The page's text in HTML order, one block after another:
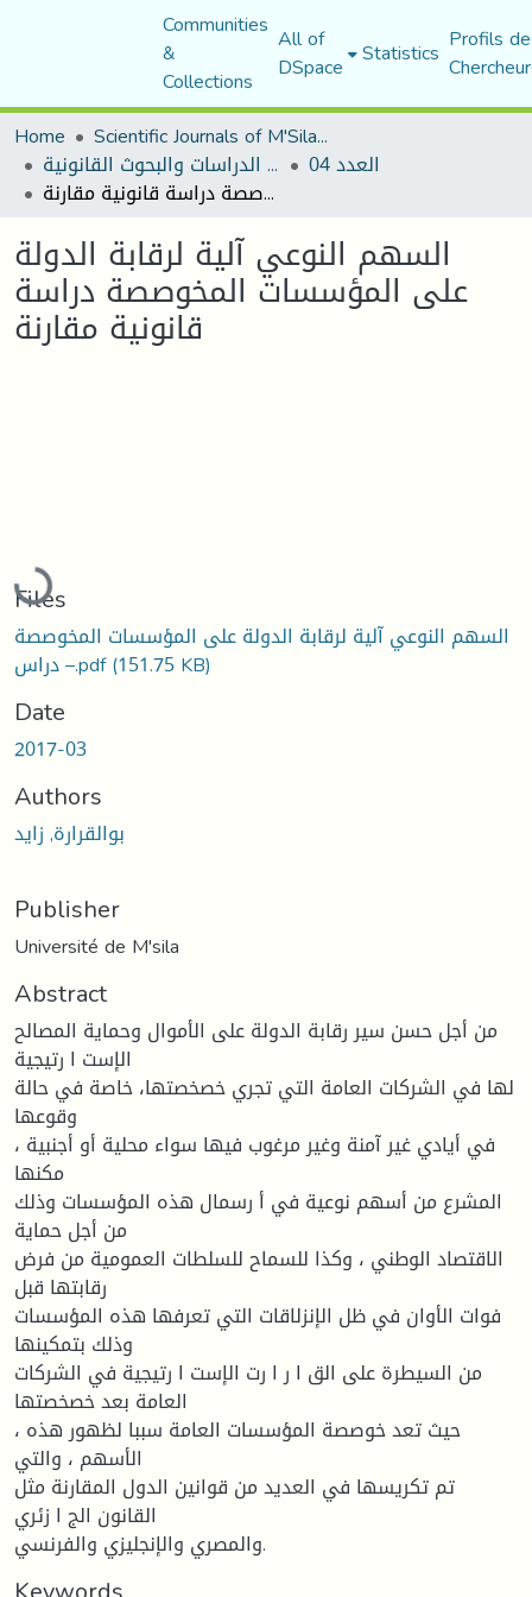
Communities
&
Collections
All of
DSpace Statistics Profils
Home
Scientific Journals of M'Sila University
مجلة الدراسات والبحوث القانونية العدد 04
السهم النوعي آلية لرقابة الدولة على المؤسسات المخوصصة دراسة قانونية مقارنة
السهم النوعي آلية لرقابة الدولة
على المؤسسات المخوصصة دراسة
قانونية مقارنة
Loading...
Files
السهم النوعي آلية لرقابة الدولة على المؤسسات المخوصصة
– دراس.pdf(151.75 KB)
Date
2017-03
Authors
بوالقرارة, زايد
Publisher
Université de M'sila
Abstract
من أجل حسن سیر رقابة الدولة على الأموال وحمایة المصالح
الإست ا رتیجیة
لها في الشركات العامة التي تجري خصخصتها، خاصة في حالة
وقوعها
في أیادي غیر آمنة وغیر مرغوب فیها سواء محلیة أو أجنبیة ،
مكنها
المشرع من أسهم نوعیة في أ رسمال هذه المؤسسات وذلك
من أجل حمایة
الاقتصاد الوطني ، وكذا للسماح للسلطات العمومیة من فرض
رقابتها قبل
فوات الأوان في ظل الإنزلاقات التي تعرفها هذه المؤسسات
وذلك بتمكینها
من السیطرة على الق ا ر ا رت الإست ا رتیجیة في الشركات
العامة بعد خصخصتها
، حیث تعد خوصصة المؤسسات العامة سببا لظهور هذه
الأسهم ، والتي
تم تكریسها في العدید من قوانین الدول المقارنة مثل
القانون الج ا زئري
والمصري والإنجلیزي والفرنسي.